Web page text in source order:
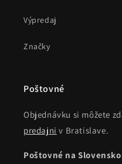
Výpredaj
Značky
Poštovné
Objednávku si môžete
predajni v Bratislave.
Poštovné na